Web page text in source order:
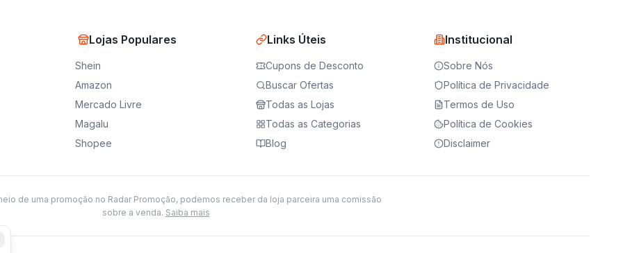
Lojas Populares
Shein
Amazon
Mercado Livre
Magalu
Shopee
Links Úteis
Cupons de Desconto
Buscar Ofertas
Todas as Lojas
Todas as Categorias
Blog
Institucional
Sobre Nós
Política de Privacidade
Termos de Uso
Política de Cookies
Disclaimer
de uma promoção no Radar Promoção, podemos receber da loja parceira uma comissão
sobre a venda. Saiba mais